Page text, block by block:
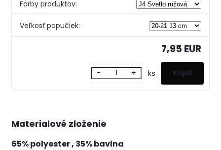
Farby produktov:
Veľkosť papučiek:
7,95 EUR
- + ks
Materialové zloženie
65%polyester, 35% bavlna